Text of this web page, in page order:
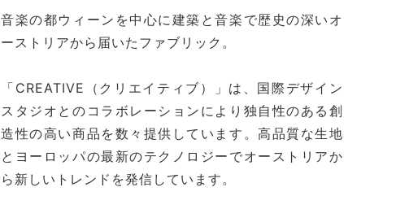
音楽の都ウィーンを中心に建築と音楽で歴史の深いオ
ーストリアから届いたファブリック。
「CREATIVE（クリエイティブ）」は、国際デザイン
スタジオとのコラボレーションにより独自性のある創
造性の高い商品を数々提供しています。高品質な生地
とヨーロッパの最新のテクノロジーでオーストリアか
ら新しいトレンドを発信しています。